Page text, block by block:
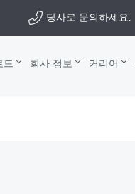
당사로 문의하세요.
드 회사 정보 커리어